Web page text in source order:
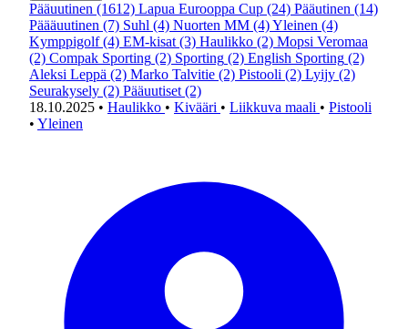
Pääuutinen (1612) Lapua Eurooppa Cup (24) Pääutinen (14)
Päääuutinen (7) Suhl (4) Nuorten MM (4)Yleinen (4)
Kymppigolf (4) EM-kisat (3) Haulikko (2) Mopsi Veromaa
(2) Compak Sporting (2) Sporting (2) English Sporting (2)
Aleksi Leppä (2) Marko Talvitie (2) Pistooli (2) Lyijy (2)
Seurakysely (2) Pääuutiset (2)
18.10.2025 • Haulikko • Kivääri • Liikkuva maali • Pistooli
• Yleinen